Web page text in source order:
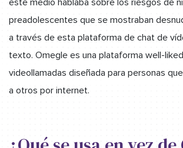
preadolescentes que se mostraban
a través de esta plataforma de chat de
texto. Omegle es una plataforma well-
videollamadas diseñada para personas
a otros por internet.